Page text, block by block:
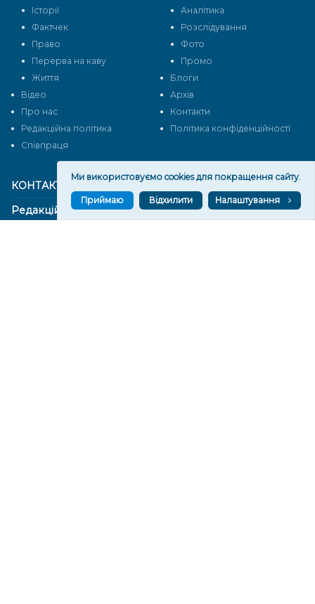
КОНТАКТИ
Редакційний відділ:
Історії
Аналітика
Фактчек
Розслідування
Право
Фото
Перерва на каву
Промо
Життя
Блоги
Відео
Архів
Про нас
Контакти
Редакційна політика
Політика конфіденційності
Cпівпраця
Ми використовуємо cookies для покращення сайту.
Приймаю Відхилити Налаштування